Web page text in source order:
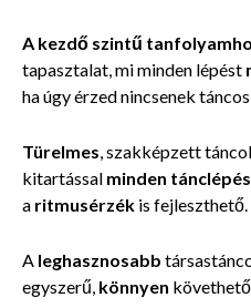
A kezdő szintű
tapasztalat, mi minden lépést
ha úgy érzed nincsenek
Türelmes, szakképzett
kitartással minden tánclépés
a ritmusérzék is fejleszthető.
A leghasznosabb
egyszerű, könnyen